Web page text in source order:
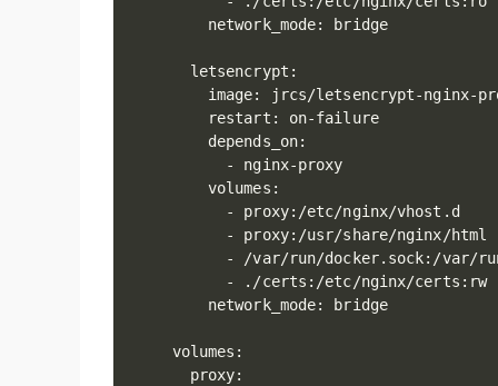
    network_mode: bridge
  letsencrypt:
image: jrcs/letsencrypt-nginx-
    restart: on-failure
    depends_on:
      - nginx-proxy
    volumes:
      - proxy:/etc/nginx/vhost.d
      - proxy:/usr/share/nginx/html
- /var/run/docker.sock:/var/
      - ./certs:/etc/nginx/certs:rw
    network_mode: bridge
volumes:
  proxy: